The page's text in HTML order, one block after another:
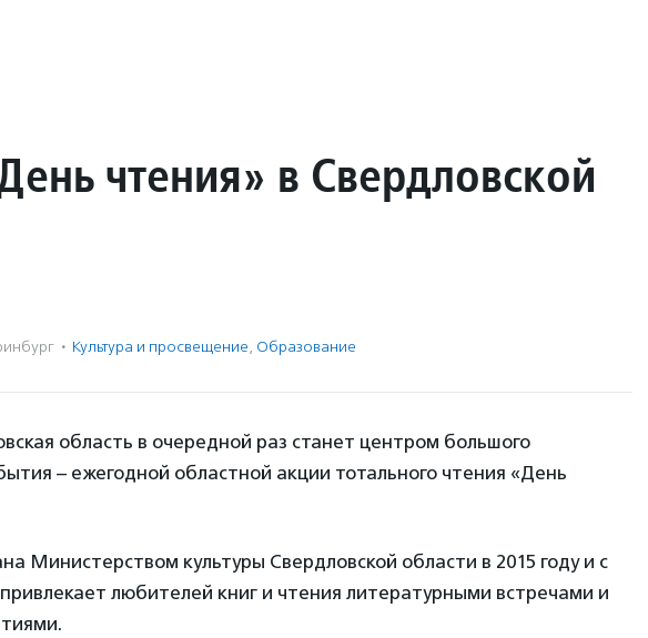
чтения» в Свердловской
· Культура и просвещение, Образование
область в очередной раз станет центром большого
– ежегодной областной акции тотального чтения «День
Министерством культуры Свердловской области в 2015 году и с
любителей книг и чтения литературными встречами и